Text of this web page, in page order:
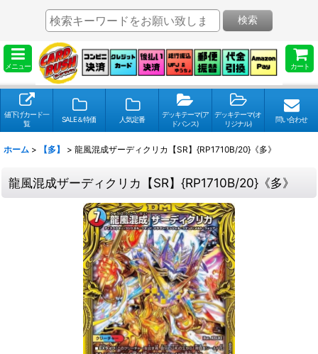
メニュー カート
検索
値下げカード一
覧
SALE＆特価 人気定番
デッキテーマ(ア
ドバンス)
デッキテーマ(オ
リジナル)
問い合わせ
ホーム > 【多】 > 龍風混成ザーディクリカ【SR】{RP1710B/20}《多》
龍風混成ザーディクリカ【SR】{RP1710B/20}《多》